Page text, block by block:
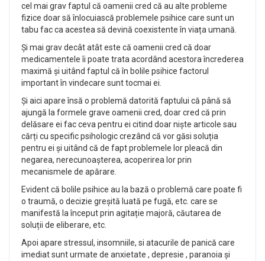
cel mai grav faptul că oamenii cred că au alte probleme
fizice doar să înlocuiască problemele psihice care sunt un
tabu fac ca acestea să devină coexistente în viața umană.
Și mai grav decât atât este că oamenii cred că doar
medicamentele îi poate trata acordând acestora încrederea
maximă și uitând faptul că în bolile psihice factorul
important în vindecare sunt tocmai ei.
Și aici apare însă o problemă datorită faptului că până să
ajungă la formele grave oamenii cred, doar cred că prin
delăsare ei fac ceva pentru ei citind doar niște articole sau
cărți cu specific psihologic crezând că vor găsi soluția
pentru ei și uitând că de fapt problemele lor pleacă din
negarea, nerecunoașterea, acoperirea lor prin
mecanismele de apărare.
Evident că bolile psihice au la bază o problemă care poate fi
o traumă, o decizie greșită luată pe fugă, etc. care se
manifestă la început prin agitație majoră, căutarea de
soluții de eliberare, etc.
Apoi apare stressul, insomniile, si atacurile de panică care
imediat sunt urmate de anxietate , depresie , paranoia și